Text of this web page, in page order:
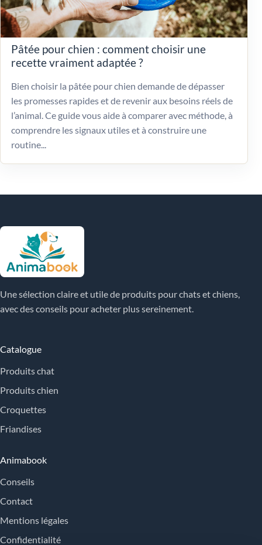
Pâtée pour chien : comment choisir une
recette vraiment adaptée ?
Bien choisir la pâtée pour chien demande de dépasser
les promesses rapides et de revenir aux besoins réels de
l’animal. Ce guide vous aide à comparer avec méthode, à
comprendre les signaux utiles et à construire une
routine...
Une sélection claire et utile de produits pour chats et chiens,
avec des conseils pour acheter plus sereinement.
Catalogue
Produits chat
Produits chien
Croquettes
Friandises
Animabook
Conseils
Contact
Mentions légales
Confidentialité